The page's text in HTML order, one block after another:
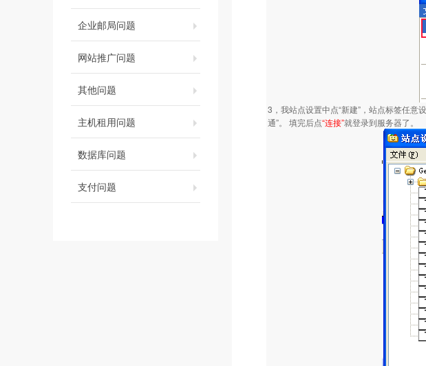
企业邮局问题
网站推广问题
其他问题
主机租用问题
数据库问题
支付问题
3，我站点设置中点“新建”，站点标签任意
通”。 填完后点“连接”就登录到服务器了。